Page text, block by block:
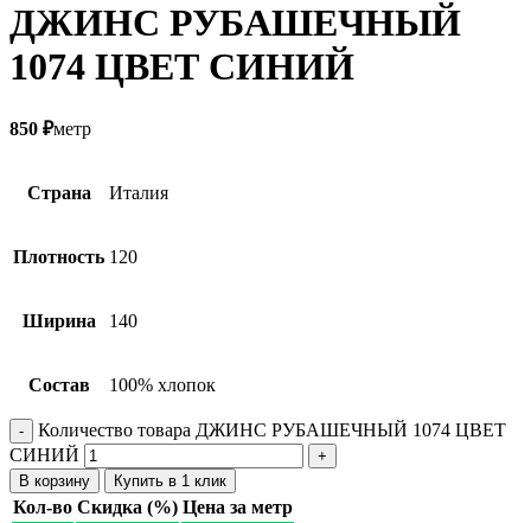
ДЖИНС РУБАШЕЧНЫЙ
1074 ЦВЕТ СИНИЙ
850 ₽метр
Страна Италия
Плотность 120
Ширина 140
Состав 100% хлопок
Количество товара ДЖИНС РУБАШЕЧНЫЙ 1074 ЦВЕТ
СИНИЙ
В корзину Купить в 1 клик
Кол-во Скидка (%) Цена за метр